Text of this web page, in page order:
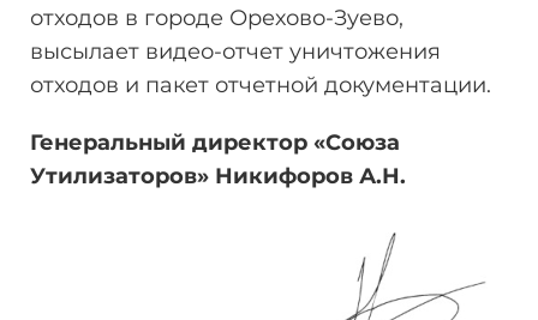
отходов в городе Орехово-Зуево,
высылает видео-отчет уничтожения
отходов и пакет отчетной документации.
Генеральный директор «Союза
Утилизаторов» Никифоров А.Н.